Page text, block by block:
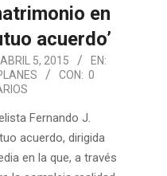
en
acuerdo’
ABRIL 5, 2015
EN:
CON: 0
Fernando J.
acuerdo, dirigida
en la que, a través